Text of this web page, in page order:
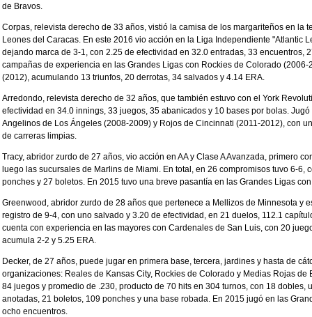
de Bravos.
Corpas, relevista derecho de 33 años, vistió la camisa de los margariteños en la
Leones del Caracas. En este 2016 vio acción en la Liga Independiente "Atlantic
dejando marca de 3-1, con 2.25 de efectividad en 32.0 entradas, 33 encuentros,
campañas de experiencia en las Grandes Ligas con Rockies de Colorado
(2012), acumulando 13 triunfos, 20 derrotas, 34 salvados y 4.14 ERA.
Arredondo, relevista derecho de 32 años, que también estuvo con el York
efectividad en 34.0 innings, 33 juegos, 35 abanicados y 10 bases por bolas.
Angelinos de Los Ángeles (2008-2009) y Rojos de Cincinnati (2011-2012), con
de carreras limpias.
Tracy, abridor zurdo de 27 años, vio acción en AA y Clase A Avanzada, primero
luego las sucursales de Marlins de Miami. En total, en 26 compromisos tuvo 6-6,
ponches y 27 boletos. En 2015 tuvo una breve pasantía en las Grandes Ligas
Greenwood, abridor zurdo de 28 años que pertenece a Mellizos de Minnesota y
registro de 9-4, con uno salvado y 3.20 de efectividad, en 21 duelos, 112.1
cuenta con experiencia en las mayores con Cardenales de San Luis, con 20
acumula 2-2 y 5.25 ERA.
Decker, de 27 años, puede jugar en primera base, tercera, jardines y hasta de
organizaciones: Reales de Kansas City, Rockies de Colorado y Medias Rojas de
84 juegos y promedio de .230, producto de 70 hits en 304 turnos, con 18 dobles,
anotadas, 21 boletos, 109 ponches y una base robada. En 2015 jugó en las
ocho encuentros.